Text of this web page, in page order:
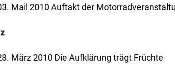
Mail 2010 Auftakt der
März 2010 Die Aufklärung trägt Früchte